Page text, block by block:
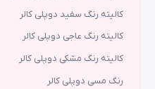
کالیته رنگ سفید دوپلی کالر
کالیته رنگ عاجی دوپلی کالر
کالیته رنگ مشکی دوپلی کالر
رنگ مسی دوپلی کالر